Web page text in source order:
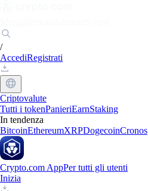
/
AccediRegistrati
Criptovalute
Tutti i tokenPanieriEarnStaking
In tendenza
BitcoinEthereumXRPDogecoinCronos
Crypto.com AppPer tutti gli utenti
Inizia